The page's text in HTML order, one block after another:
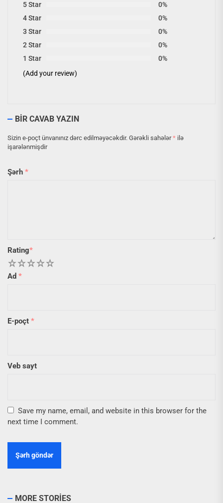
5 Star
0%
4 Star
0%
3 Star
0%
2 Star
0%
1 Star
0%
(Add your review)
BIR CAVAB YAZIN
Sizin e-poçt ünvanınız dərc edilməyəcəkdir. Gərəkli sahələr* ilə
işarələnmişdir
Şərh *
Rating*
5
4
3
2
Ad *
E-poçt *
Veb sayt
Save my name, email, and website in this browser for the
next time I comment.
MORE STORIES